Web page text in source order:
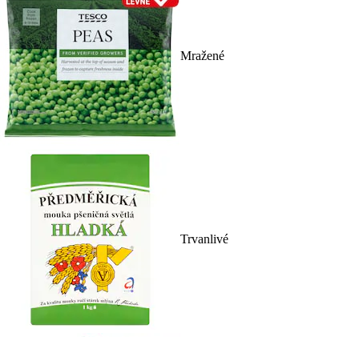
Mražené
Trvanlivé